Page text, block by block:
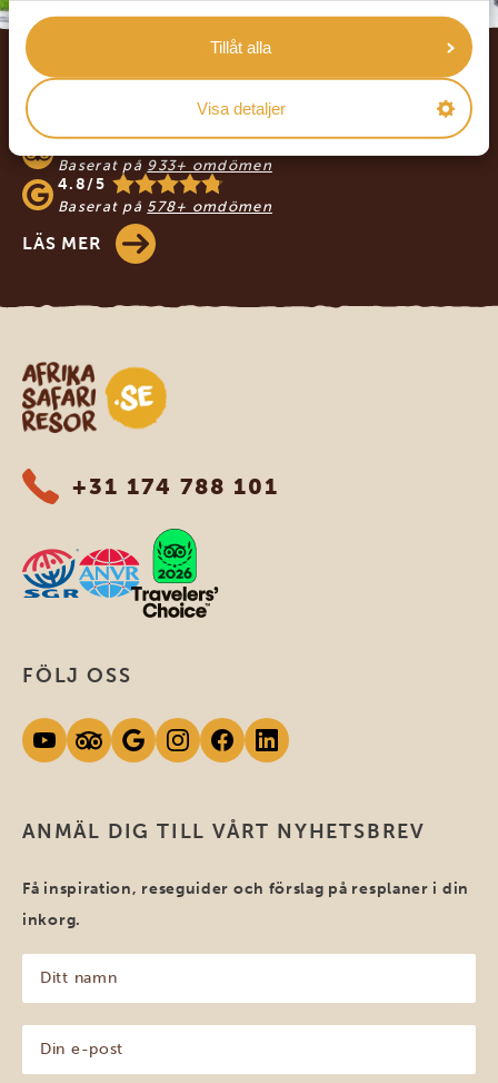
Tillåt alla
Visa detaljer
Footer
VÅRA KUNDER REKOMMENDERAR
AFRIKA SAFARI RESOR
4.9/5
Baserat på 933+ omdömen
4.8/5
Baserat på 578+ omdömen
LÄS MER
Safari-resor i Afrika
+31 174 788 101
ANMÄL DIG TILL VÅRT NYHETSBREV
Få inspiration, reseguider och förslag på resplaner i din
inkorg.
namn
(Obligatoriskt)
FÖLJ OSS